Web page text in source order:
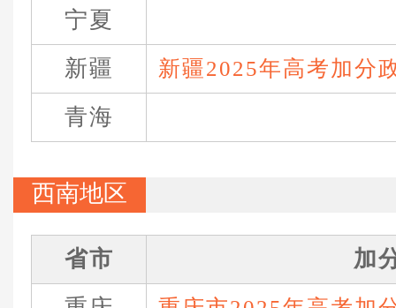
宁夏
新疆
新疆2025年高考加分
青海
西南地区
省市
加